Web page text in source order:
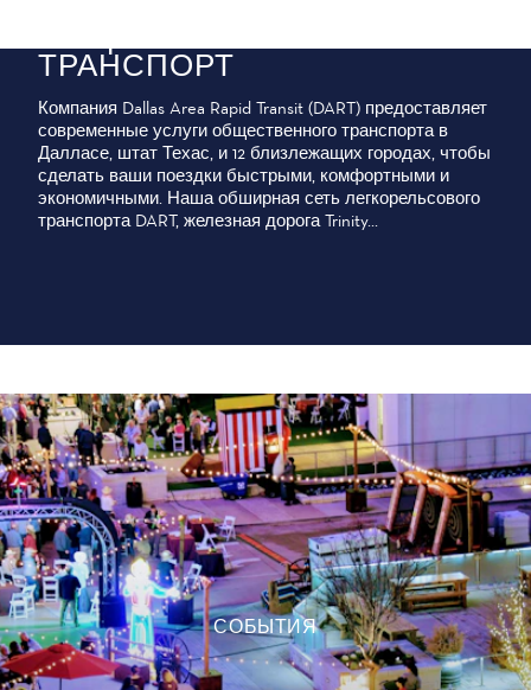
ОБЩЕСТВЕННЫЙ
ТРАНСПОРТ
Компания Dallas Area Rapid Transit (DART) предоставляет
современные услуги общественного транспорта в
Далласе, штат Техас, и 12 близлежащих городах, чтобы
сделать ваши поездки быстрыми, комфортными и
экономичными. Наша обширная сеть легкорельсового
транспорта DART, железная дорога Trinity...
СОБЫТИЯ